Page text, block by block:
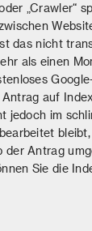
„Crawler“
das nicht
als einen
auf
jedoch im
der Antrag
Sie die